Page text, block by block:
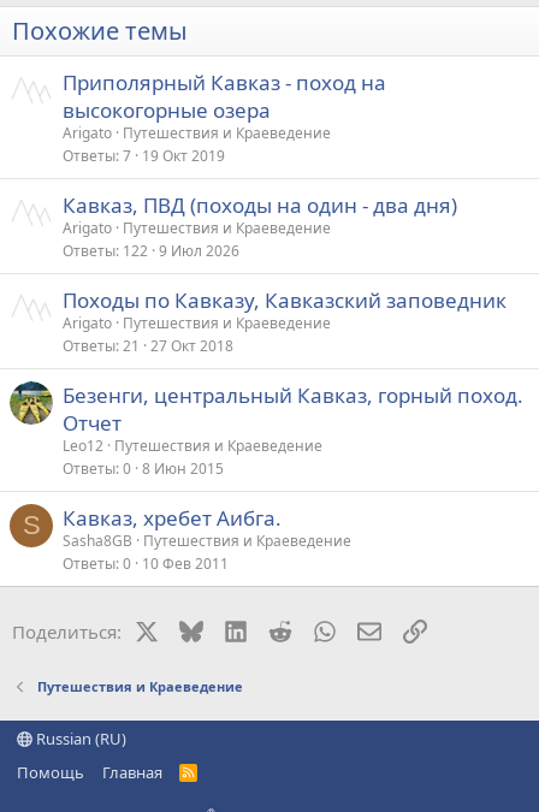
Похожие темы
Приполярный Кавказ - поход на
высокогорные озера
Arigato Путешествия и Краеведение
Ответы 7 19 Окт 2019
Кавказ, ПВД (походы на один - два дня)
Arigato Путешествия и Краеведение
Ответы 122 9 Июл 2026
Походы по Кавказу, Кавказский заповедник
Arigato Путешествия и Краеведение
Ответы 21 27 Окт 2018
Безенги, центральный Кавказ, горный поход.
Отчет
Leo12 Путешествия и Краеведение
Ответы 0 8 Июн 2015
S Кавказ, хребет Аибга.
Sasha8GB
Путешествия и Краеведение
Ответы 0 10 Фев 2011
Поделиться: BlueskyLinkedIn
RedditWhatsAppЭлектронная
Ссылка
Путешествия и Краеведение
Russian (RU)
Помощь
Главная
R